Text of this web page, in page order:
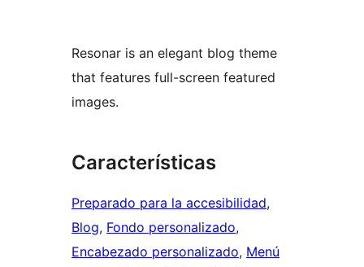
Resonar is an elegant blog theme
that features full-screen featured
images.
Características
Preparado para la accesibilidad
Blog, Fondo personalizado
Encabezado personalizado, Menú